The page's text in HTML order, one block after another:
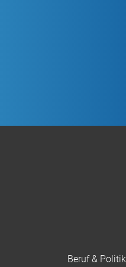
Beruf & Politik